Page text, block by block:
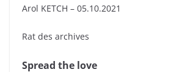
Arol KETCH – 05.10.2021
Rat des archives
Spread the love